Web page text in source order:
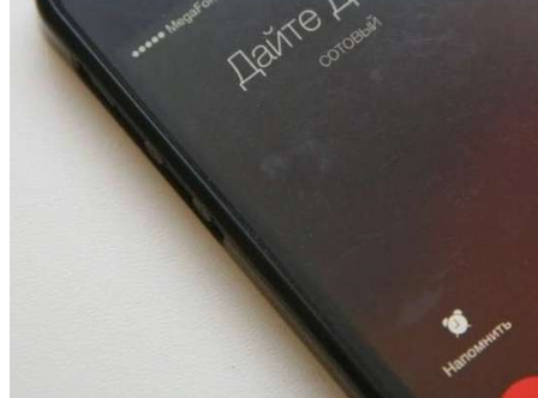
18:39
В Красноармейском районе Волгограда стартует
конкурс на ремонт моста через Волго‑Донской
судоходный канал
Фестиваль #ТриЧетыре в Волгограде пройдёт
11–13 сентября в рамках Года единства народов